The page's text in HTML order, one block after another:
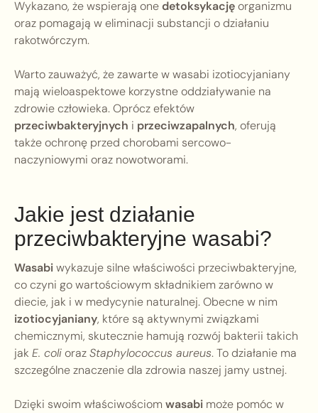
Wykazano, że wspierają onedetoksykacjęorganizmu
oraz pomagają w eliminacji substancji o działaniu
rakotwórczym.
Warto zauważyć, że zawarte w wasabi izotiocyjaniany
mają wieloaspektowe korzystne oddziaływanie na
zdrowie człowieka. Oprócz efektów
przeciwbakteryjnych i przeciwzapalnych, oferują
także ochronę przed chorobami sercowo-
naczyniowymi oraz nowotworami.
Jakie jest działanie
przeciwbakteryjne wasabi?
Wasabiwykazuje silne właściwości przeciwbakteryjne,
co czyni go wartościowym składnikiem zarówno w
diecie, jak i w medycynie naturalnej. Obecne w nim
izotiocyjaniany, które są aktywnymi związkami
chemicznymi, skutecznie hamują rozwój bakterii takich
jak E. coliorazStaphylococcus aureus. To działanie ma
szczególne znaczenie dla zdrowia naszej jamy ustnej.
Dzięki swoim właściwościom wasabi może pomóc w